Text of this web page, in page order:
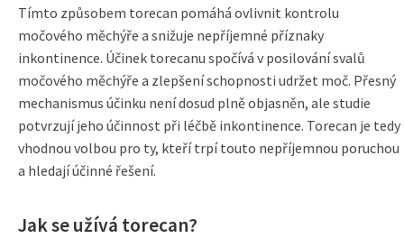
Tímto způsobem torecan pomáhá ovlivnit kontrolu
močového měchýře a snižuje nepříjemné příznaky
inkontinence. Účinek torecanu spočívá v posilování svalů
močového měchýře a zlepšení schopnosti udržet moč. Přesný
mechanismus účinku není dosud plně objasněn, ale studie
potvrzují jeho účinnost při léčbě inkontinence. Torecan je tedy
vhodnou volbou pro ty, kteří trpí touto nepříjemnou poruchou
a hledají účinné řešení.
Jak se užívá torecan?